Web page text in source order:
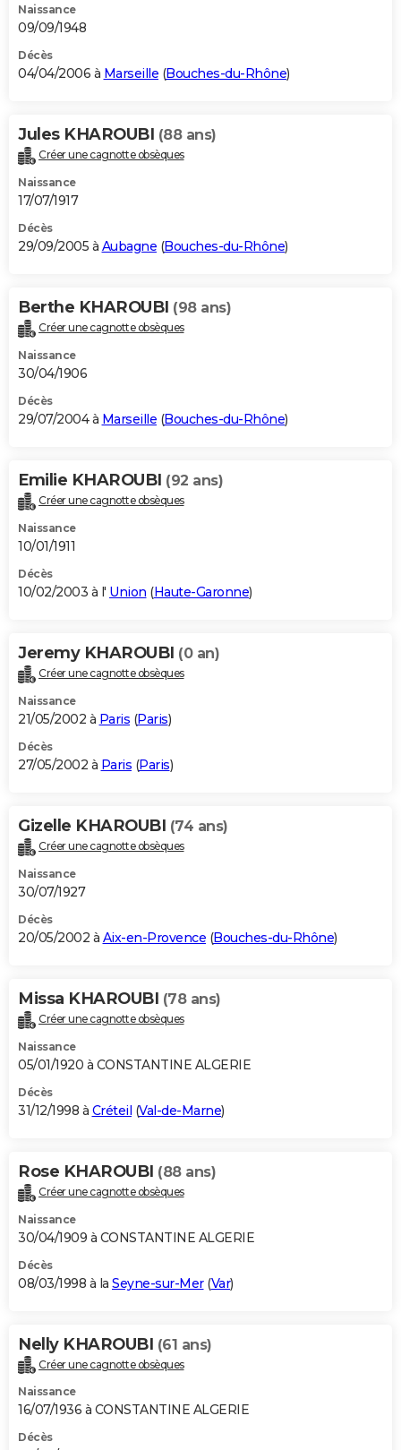
Naissance
09/09/1948
Décès
04/04/2006 à Marseille (Bouches-du-Rhône)
Jules KHAROUBI (88 ans)
Créer une cagnotte obsèques
Naissance
17/07/1917
Décès
29/09/2005 à Aubagne (Bouches-du-Rhône)
Berthe KHAROUBI (98 ans)
Créer une cagnotte obsèques
Naissance
30/04/1906
Décès
29/07/2004 à Marseille (Bouches-du-Rhône)
Emilie KHAROUBI (92 ans)
Créer une cagnotte obsèques
Naissance
10/01/1911
Décès
10/02/2003 à l' Union (Haute-Garonne)
Jeremy KHAROUBI (0 an)
Créer une cagnotte obsèques
Naissance
21/05/2002 à Paris (Paris)
Décès
27/05/2002 à Paris (Paris)
Gizelle KHAROUBI (74 ans)
Créer une cagnotte obsèques
Naissance
30/07/1927
Décès
20/05/2002 à Aix-en-Provence (Bouches-du-Rhône)
Missa KHAROUBI (78 ans)
Créer une cagnotte obsèques
Naissance
05/01/1920 à CONSTANTINE ALGERIE
Décès
31/12/1998 à Créteil (Val-de-Marne)
Rose KHAROUBI (88 ans)
Créer une cagnotte obsèques
Naissance
30/04/1909 à CONSTANTINE ALGERIE
Décès
08/03/1998 à la Seyne-sur-Mer(Var)
Nelly KHAROUBI (61 ans)
Créer une cagnotte obsèques
Naissance
16/07/1936 à CONSTANTINE ALGERIE
Décès